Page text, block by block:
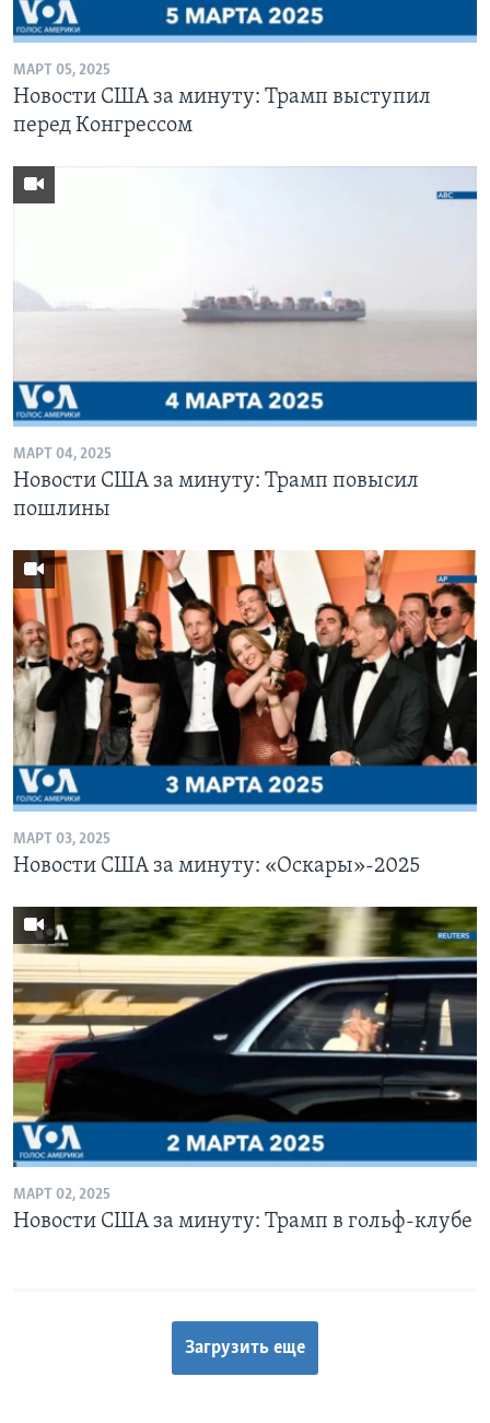
МАРТ 05, 2025
Новости США за минуту: Трамп выступил
перед Конгрессом
МАРТ 04, 2025
Новости США за минуту: Трамп повысил
пошлины
МАРТ 03, 2025
Новости США за минуту: «Оскары»-2025
МАРТ 02, 2025
Новости США за минуту: Трамп в гольф-клубе
Загрузить еще